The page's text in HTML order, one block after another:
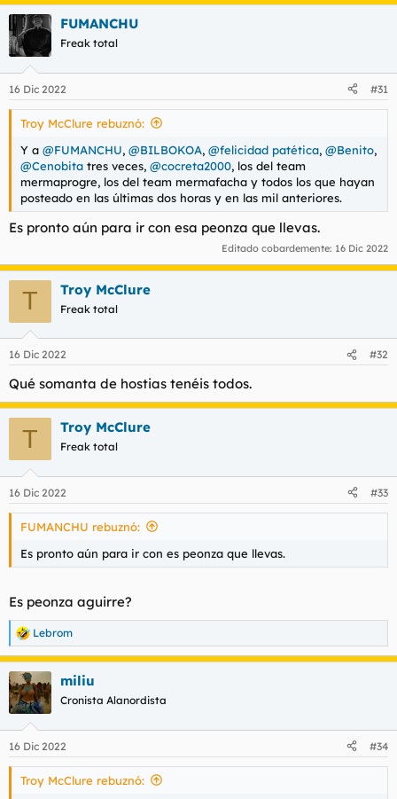
a
c
c
i
e
s
FUMANCHU
Freak total
16 Dic 2022 #31
Troy McClure rebuznó:
Y a @FUMANCHU, @BILBOKOA, @felicidad patética, @Benito,
@Cenobita tres veces, @cocreta2000, los del team
mermaprogre, los del team mermafacha y todos los que hayan
posteado en las últimas dos horas y en las mil anteriores.
Es pronto aún para ir con esa peonza que llevas.
Editado cobardemente: 16 Dic 2022
T Troy McClure
Freak total
16 Dic 2022 #32
Qué somanta de hostias tenéis todos.
T Troy McClure
Freak total
16 Dic 2022 #33
FUMANCHU rebuznó:
Es pronto aún para ir con es peonza que llevas.
Es peonza aguirre?
R
e
a
c
c
i
e
s
Lebrom
miliu
Cronista Alanordista
16 Dic 2022 #34
Troy McClure rebuznó: